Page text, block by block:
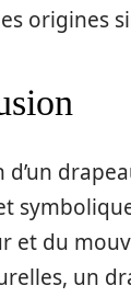
origines
d’un
et du
un